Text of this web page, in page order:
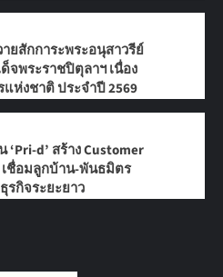
ยสักการะพระอนุสาวรีย์
จพระราชปิตุลาฯ เนื่อง
ห่งชาติ ประจำปี 2569
‘Pri-d’ สร้าง Customer
เชื่อมลูกบ้าน-พันธมิตร
รกิจระยะยาว